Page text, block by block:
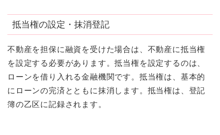
抵当権の設定・抹消登記
不動産を担保に融資を受けた場合は、不動産に抵当権
を設定する必要があります。抵当権を設定するのは、
ローンを借り入れる金融機関です。抵当権は、基本的
にローンの完済とともに抹消します。抵当権は、登記
簿の乙区に記録されます。